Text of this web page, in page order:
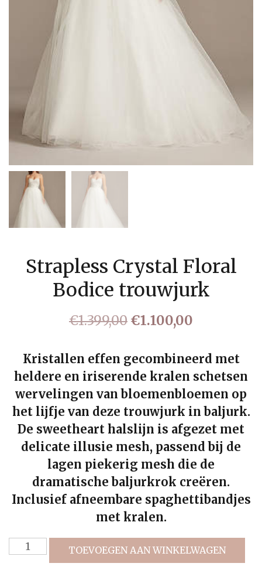
Strapless Crystal Floral
Bodice trouwjurk
€1.399,00 Oorspronkelijke
was:
€1.399,00.
€1.100,00
is:
€1.100,00.
Kristallen effen gecombineerd met
heldere en iriserende kralen schetsen
wervelingen van bloemenbloemen op
het lijfje van deze trouwjurk in baljurk.
De sweetheart halslijn is afgezet met
delicate illusie mesh, passend bij de
lagen piekerig mesh die de
dramatische baljurkrok creëren.
Inclusief afneembare spaghettibandjes
met kralen.
Strapless
Crystal
TOEVOEGEN AAN WINKELWAGEN